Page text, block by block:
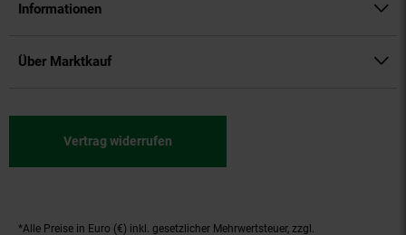
Informationen
Über Marktkauf
Vertrag widerrufen
*Alle Preise in Euro (€) inkl. gesetzlicher Mehrwertsteuer, zzgl.